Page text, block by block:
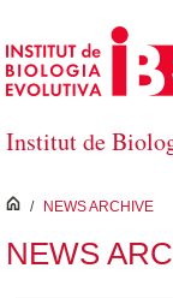
Salta al contingut
Institut de
inici
/ NEWS ARCHIVE
NEWS